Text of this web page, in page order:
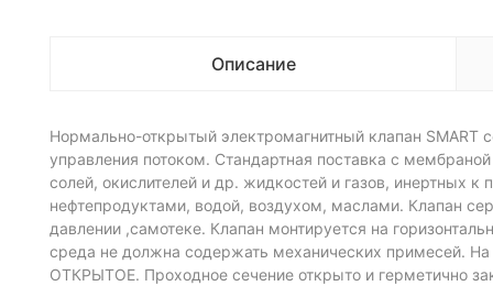
Описание
Нормально-открытый электромагнитный клапан
управления потоком. Стандартная поставка с
солей, окислителей и др. жидкостей и газов,
нефтепродуктами, водой, воздухом, маслами. Клапан
давлении ,самотеке. Клапан монтируется на
среда не должна содержать механических примесей.
ОТКРЫТОЕ. Проходное сечение открыто и герметично